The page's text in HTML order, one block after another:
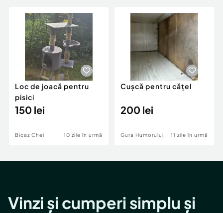
Animale de companie
Afaceri și echipamente profesionale
Inchiriere Bunuri si Vehicule
Piese auto si accesorii
Dacia Duster
Loc de joacă pentru
pisici
150 lei
Bicaz Chei 10 zile în urmă
Cușcă pentru cățel
200 lei
Gura Humorului 11 zile în urmă
Vinzi și cumperi simplu și